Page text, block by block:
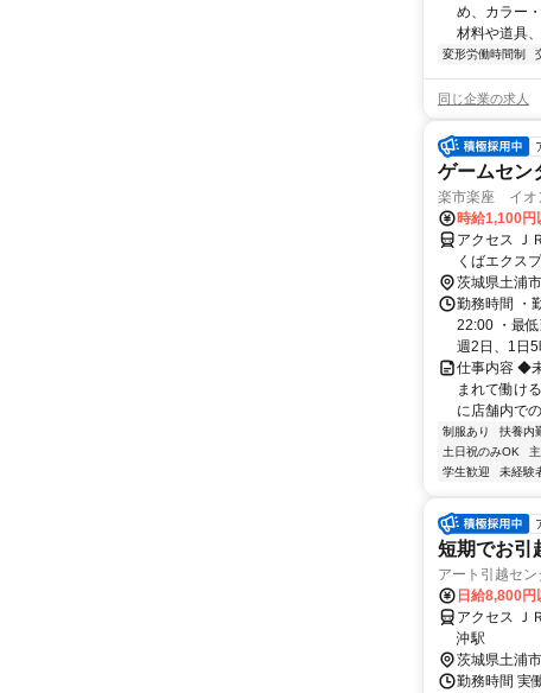
め、カラー
材料や道具
変形労働時間制
同じ企業の求人
ゲームセン
楽市楽座 イオ
時給1,100円
アクセス Ｊ
くばエクス
茨城県土浦市
勤務時間 ・
22:00 ・最
週2日、1日5
仕事内容 ◆
まれて働け
に店舗内で
制服あり 扶養内
土日祝のみOK
学生歓迎
未経験
短期でお引
アート引越セ
日給8,800円
アクセス Ｊ
沖駅
茨城県土浦市
勤務時間 実